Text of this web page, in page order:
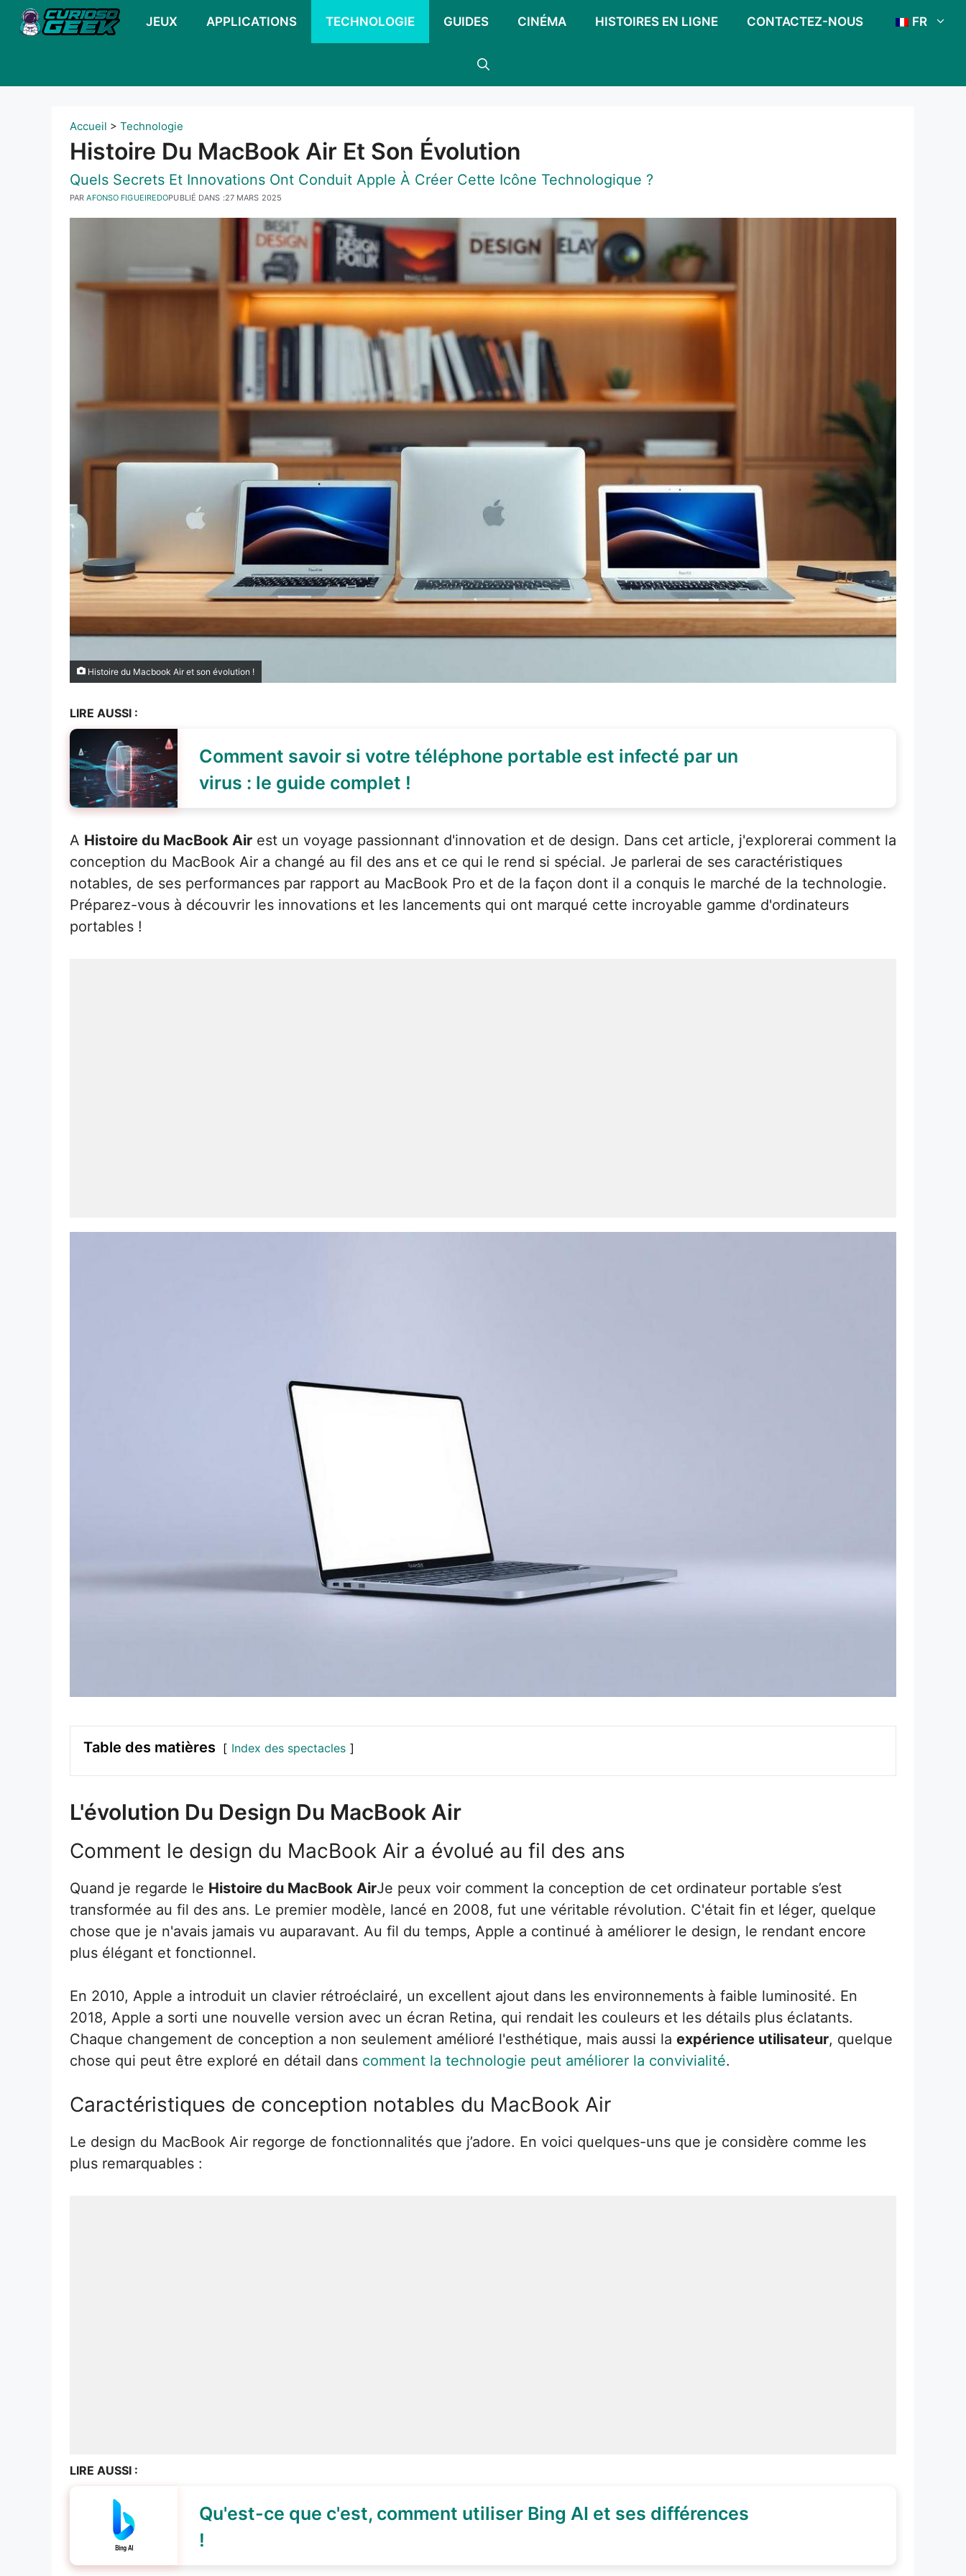
Skip
JEUX APPLICATIONS TECHNOLOGIE GUIDES CINÉMA HISTOIRES EN LIGNE CONTACTEZ-NOUS FR
Accueil > Technologie
Histoire Du MacBook Air Et Son Évolution
Quels Secrets Et Innovations Ont Conduit Apple À Créer Cette Icône Technologique ?
PUBLIÉ DANS :27 MARS 2025
PARAFONSO FIGUEIREDO
Histoire du Macbook Air et son évolution !
LIRE AUSSI :
Comment savoir si votre téléphone portable est infecté par un
virus : le guide complet !
A Histoire du MacBook Air est un voyage passionnant d'innovation et de design. Dans cet article, j'explorerai comment la
conception du MacBook Air a changé au fil des ans et ce qui le rend si spécial. Je parlerai de ses caractéristiques
notables, de ses performances par rapport au MacBook Pro et de la façon dont il a conquis le marché de la technologie.
Préparez-vous à découvrir les innovations et les lancements qui ont marqué cette incroyable gamme d'ordinateurs
portables !
Table des matières Index des spectacles
L'évolution Du Design Du MacBook Air
Comment le design du MacBook Air a évolué au fil des ans
Quand je regarde le Histoire du MacBook AirJe peux voir comment la conception de cet ordinateur portable s’est
transformée au fil des ans. Le premier modèle, lancé en 2008, fut une véritable révolution. C'était fin et léger, quelque
chose que je n'avais jamais vu auparavant. Au fil du temps, Apple a continué à améliorer le design, le rendant encore
plus élégant et fonctionnel.
En 2010, Apple a introduit un clavier rétroéclairé, un excellent ajout dans les environnements à faible luminosité. En
2018, Apple a sorti une nouvelle version avec un écran Retina, qui rendait les couleurs et les détails plus éclatants.
Chaque changement de conception a non seulement amélioré l'esthétique, mais aussi la expérience utilisateur, quelque
chose qui peut être exploré en détail dans comment la technologie peut améliorer la convivialité.
Caractéristiques de conception notables du MacBook Air
Le design du MacBook Air regorge de fonctionnalités que j’adore. En voici quelques-uns que je considère comme les
plus remarquables :
LIRE AUSSI :
Qu'est-ce que c'est, comment utiliser Bing AI et ses différences
!